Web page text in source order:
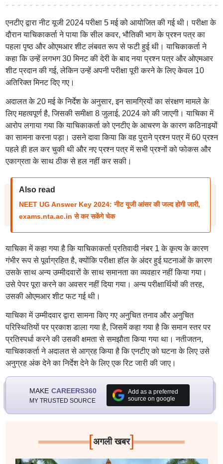
एनटीए द्वारा नीट यूजी 2024 परीक्षा 5 मई को आयोजित की गई थी। परीक्षा के
दौरान याचिकाकर्ता ने पाया कि सील कवर, भौतिकी भाग के प्रश्न पत्र का
पहला पृष्ठ और ओएमआर शीट लंबवत रूप से फटी हुई थी। याचिकाकर्ता ने
कहा कि उन्हें लगभग 30 मिनट की देरी के बाद नया प्रश्न पत्र और ओएमआर
शीट प्रदान की गई, लेकिन उन्हें अपनी परीक्षा पूरी करने के लिए केवल 10
अतिरिक्त मिनट दिए गए।
अदालत के 20 मई के निर्देश के अनुसार, इन सामग्रियों का संरक्षण मामले के
लिए महत्वपूर्ण है, जिसकी समीक्षा 8 जुलाई, 2024 को की जाएगी। याचिका में
आरोप लगाया गया कि याचिकाकर्ता को एनटीए के आचरण के कारण कठिनाइयों
का सामना करना पड़ा। उसने दावा किया कि वह पुराने प्रश्न पत्र में 60 प्रश्न
पहले ही हल कर चुकी थी और नए प्रश्न पत्र में सभी प्रश्नों को फोकस और
एकाग्रता के साथ ठीक से हल नहीं कर सकी।
Also read
NEET UG Answer Key 2024: नीट यूजी आंसर की जल्द होगी जारी,
exams.nta.ac.in से कर सकेंगे चेक
याचिका में कहा गया है कि याचिकाकर्ता प्रतिवादी नंबर 1 के कृत्य के कारण
गंभीर रूप से पूर्वाग्रहित है, क्योंकि परीक्षा हॉल के अंदर हुई घटनाओं के कारण
उसके साथ अन्य उम्मीदवारों के साथ समानता का व्यवहार नहीं किया गया।
उसे पेपर पूरा करने का अवसर नहीं दिया गया। अन्य परीक्षार्थियों की तरह,
उसकी ओएमआर शीट फट गई थी।
याचिका में उम्मीदवार द्वारा सामना किए गए अनुचित तनाव और अनुचित
परिस्थितियों पर प्रकाश डाला गया है, जिसमें कहा गया है कि समान स्तर पर
प्रतिस्पर्धा करने की उसकी क्षमता से समझौता किया गया था। नतीजतन,
याचिकाकर्ता ने अदालत से आग्रह किया है कि एनटीए को घटना के लिए उसे
अनुग्रह अंक देने का निर्देश देने के लिए एक रिट जारी की जाए।
MAKE CAREERS360
MY TRUSTED SOURCE
Add as a preferred
source on google
[अगली खबर]